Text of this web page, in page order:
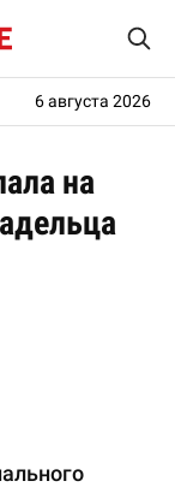
6 августа 2026
на